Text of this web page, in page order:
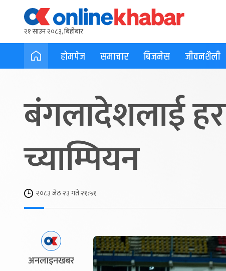
२१ साउन २०८३, बिहीबार
होमपेज समाचार बिजनेस जीवनशैली
बंगलादेशलाई
च्याम्पियन
२०८३ जेठ २३ गते २१:५१
अनलाइनखबर